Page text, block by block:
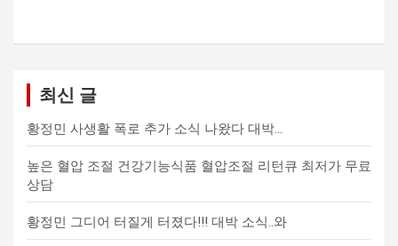
최신 글
황정민 사생활 폭로 추가 소식 나왔다 대박…
높은 혈압 조절 건강기능식품 혈압조절 리턴큐 최저가 무료
상담
황정민 그디어 터질게 터졌다!!! 대박 소식..와